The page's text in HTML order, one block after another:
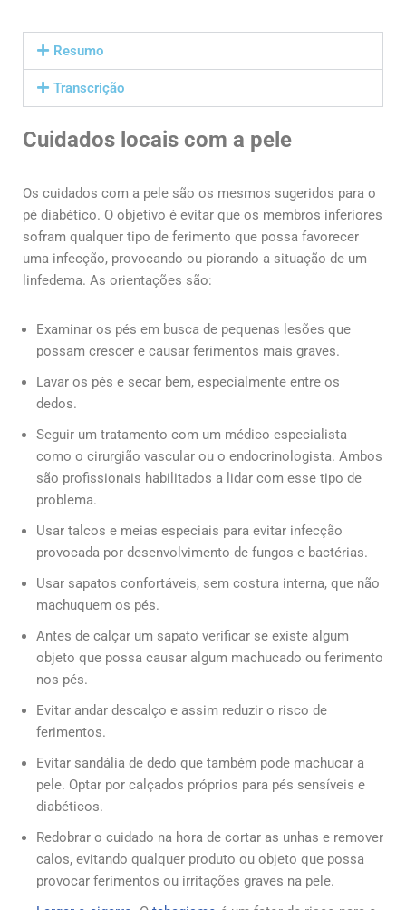
Resumo
Transcrição
Cuidados locais com a pele
Os cuidados com a pele são os mesmos sugeridos para o
pé diabético. O objetivo é evitar que os membros inferiores
sofram qualquer tipo de ferimento que possa favorecer
uma infecção, provocando ou piorando a situação de um
linfedema. As orientações são:
Examinar os pés em busca de pequenas lesões que
possam crescer e causar ferimentos mais graves.
Lavar os pés e secar bem, especialmente entre os
dedos.
Seguir um tratamento com um médico especialista
como o cirurgião vascular ou o endocrinologista. Ambos
são profissionais habilitados a lidar com esse tipo de
problema.
Usar talcos e meias especiais para evitar infecção
provocada por desenvolvimento de fungos e bactérias.
Usar sapatos confortáveis, sem costura interna, que não
machuquem os pés.
Antes de calçar um sapato verificar se existe algum
objeto que possa causar algum machucado ou ferimento
nos pés.
Evitar andar descalço e assim reduzir o risco de
ferimentos.
Evitar sandália de dedo que também pode machucar a
pele. Optar por calçados próprios para pés sensíveis e
diabéticos.
Redobrar o cuidado na hora de cortar as unhas e remover
calos, evitando qualquer produto ou objeto que possa
provocar ferimentos ou irritações graves na pele.